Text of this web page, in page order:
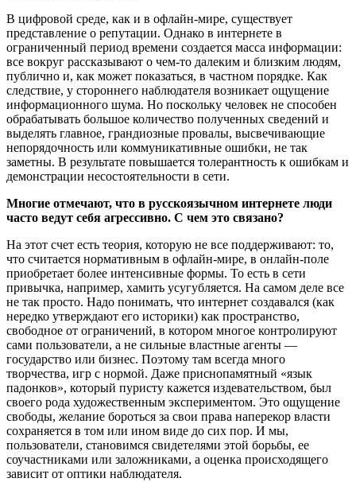
В цифровой среде, как и в офлайн-мире, существует
представление о репутации. Однако в интернете в
ограниченный период времени создается масса информации:
все вокруг рассказывают о чем-то далеким и близким людям,
публично и, как может показаться, в частном порядке. Как
следствие, у стороннего наблюдателя возникает ощущение
информационного шума. Но поскольку человек не способен
обрабатывать большое количество полученных сведений и
выделять главное, грандиозные провалы, высвечивающие
непорядочность или коммуникативные ошибки, не так
заметны. В результате повышается толерантность к ошибкам и
демонстрации несостоятельности в сети.
Многие отмечают, что в русскоязычном интернете люди
часто ведут себя агрессивно. С чем это связано?
На этот счет есть теория, которую не все поддерживают: то,
что считается нормативным в офлайн-мире, в онлайн-поле
приобретает более интенсивные формы. То есть в сети
привычка, например, хамить усугубляется. На самом деле все
не так просто. Надо понимать, что интернет создавался (как
нередко утверждают его историки) как пространство,
свободное от ограничений, в котором многое контролируют
сами пользователи, а не сильные властные агенты —
государство или бизнес. Поэтому там всегда много
творчества, игр с нормой. Даже приснопамятный «язык
падонков», который пуристу кажется издевательством, был
своего рода художественным экспериментом. Это ощущение
свободы, желание бороться за свои права наперекор власти
сохраняется в том или ином виде до сих пор. И мы,
пользователи, становимся свидетелями этой борьбы, ее
соучастниками или заложниками, а оценка происходящего
зависит от оптики наблюдателя.